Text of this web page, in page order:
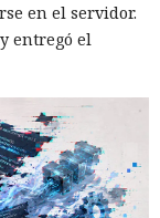
en el servidor.
entregó el